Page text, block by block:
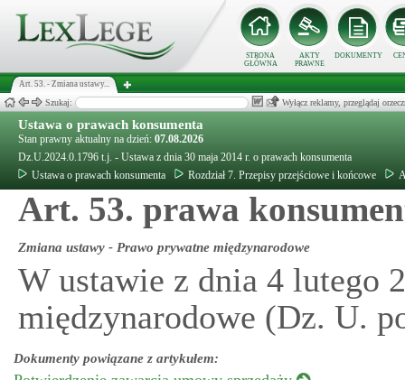
STRONA
GŁÓWNA
AKTY
PRAWNE
DOKUMENTY
Art. 53. - Zmiana ustawy...
Szukaj: Wyłącz reklamy, przeglądaj
Ustawa o prawach konsumenta
Stan prawny aktualny na dzień: 07.08.2026
Dz.U.2024.0.1796 t.j. - Ustawa z dnia 30 maja 2014 r. o prawach konsumenta
Ustawa o prawach konsumenta
Rozdział 7. Przepisy przejściowe i końcowe
Art. 53. prawa
Zmiana ustawy - Prawo prywatne międzynarodowe
W ustawie z dnia 4 lutego
międzynarodowe (Dz. U.
Dokumenty powiązane z artykułem: